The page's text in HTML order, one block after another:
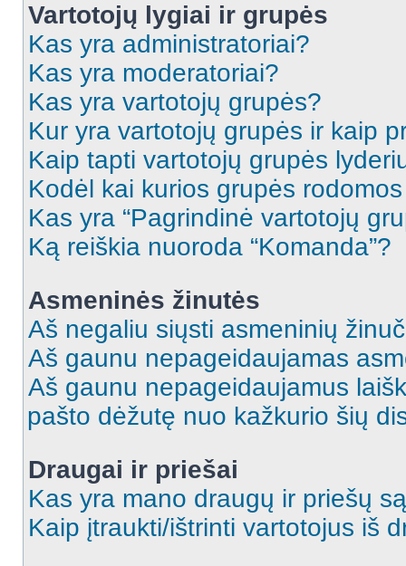
Vartotojų lygiai ir grupės
Kas yra administratoriai?
Kas yra moderatoriai?
Kas yra vartotojų grupės?
Kur yra vartotojų grupės ir kaip
Kaip tapti vartotojų grupės
Kodėl kai kurios grupės
Kas yra “Pagrindinė vartotojų
Ką reiškia nuoroda “Komanda”?
Asmeninės žinutės
Aš negaliu siųsti asmeninių
Aš gaunu nepageidaujamas
Aš gaunu nepageidaujamus
pašto dėžutę nuo kažkurio šių
Draugai ir priešai
Kas yra mano draugų ir priešų
Kaip įtraukti/ištrinti vartotojus iš